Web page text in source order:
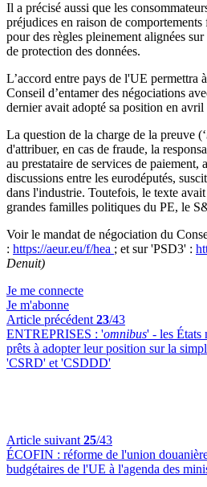
Il a précisé aussi que les
préjudices en raison de
pour des règles pleinement alignées
de protection des données.
L’accord entre pays de l'UE permettra
Conseil d’entamer des négociations
dernier avait adopté sa position en
La question de la charge de la preuve (‘
d'attribuer, en cas de fraude, la
au prestataire de services de paiement,
discussions entre les eurodéputés,
dans l'industrie. Toutefois, le texte
grandes familles politiques du PE, le
Voir le mandat de négociation du
: https://aeur.eu/f/hea ; et sur 'PSD3' :
Denuit)
Je me connecte
Je m'abonne
Article précédent 23/43
ENTREPRISES : 'omnibus' - les États
prêts à adopter leur position sur la
'CSRD' et 'CSDDD'
Article suivant 25/43
ÉCOFIN : réforme de l'union
budgétaires de l'UE à l'agenda des